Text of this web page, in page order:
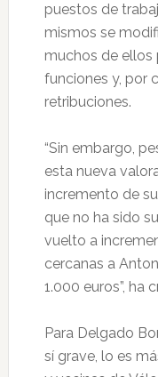
puestos de
mismos se
muchos de ellos
funciones y, por
retribuciones.
“Sin embargo,
esta nueva
incremento de
que no ha sido
vuelto a
cercanas a
1.000 euros”, ha
Para Delgado
sí grave, lo es